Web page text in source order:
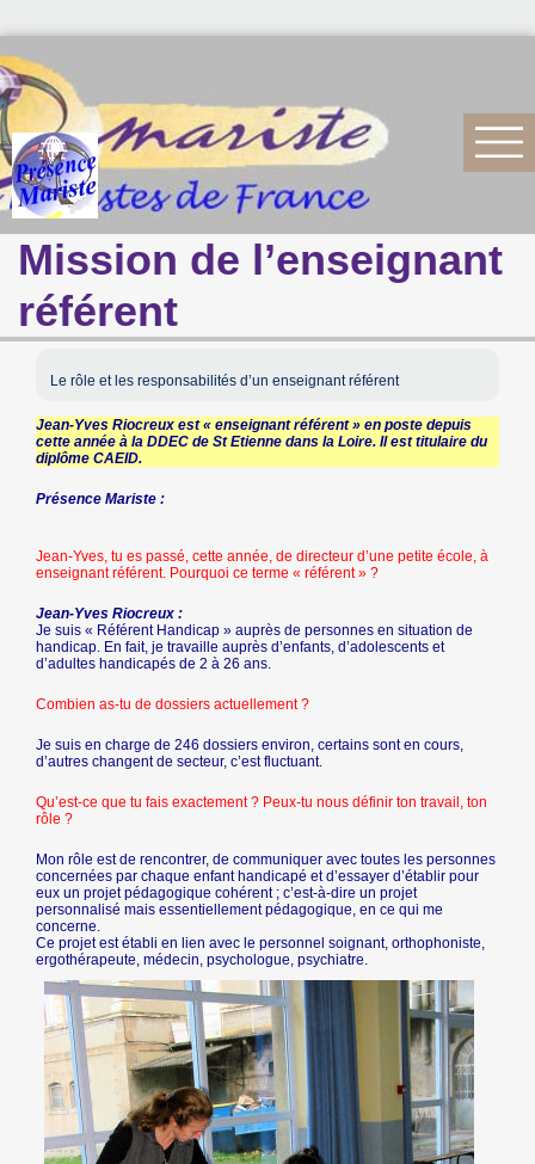
Mission de l’enseignant
référent
Le rôle et les responsabilités d’un enseignant référent
Jean-Yves Riocreux est « enseignant référent » en poste depuis
cette année à la DDEC de St Etienne dans la Loire. Il est titulaire du
diplôme CAEID.
Présence Mariste :
Jean-Yves, tu es passé, cette année, de directeur d’une petite école, à
enseignant référent. Pourquoi ce terme « référent » ?
Jean-Yves Riocreux :
Je suis « Référent Handicap » auprès de personnes en situation de
handicap. En fait, je travaille auprès d’enfants, d’adolescents et
d’adultes handicapés de 2 à 26 ans.
Combien as-tu de dossiers actuellement ?
Je suis en charge de 246 dossiers environ, certains sont en cours,
d’autres changent de secteur, c’est fluctuant.
Qu’est-ce que tu fais exactement ? Peux-tu nous définir ton travail, ton
rôle ?
Mon rôle est de rencontrer, de communiquer avec toutes les personnes
concernées par chaque enfant handicapé et d’essayer d’établir pour
eux un projet pédagogique cohérent ; c’est-à-dire un projet
personnalisé mais essentiellement pédagogique, en ce qui me
concerne.
Ce projet est établi en lien avec le personnel soignant, orthophoniste,
ergothérapeute, médecin, psychologue, psychiatre.